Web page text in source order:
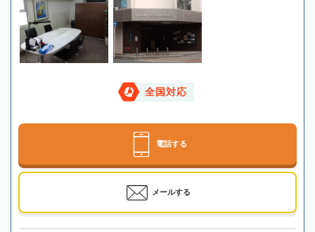
全国対応
電話する
メールする